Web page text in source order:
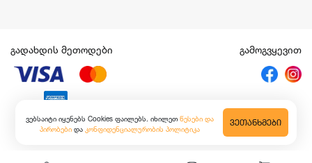
ვებსაიტი იყენებს Cookies ფაილებს. იხილეთ წესები და
პირობები და კონფიდენციალურობის პოლიტიკა
ᲕᲔᲗᲐᲜᲮᲛᲔᲑᲘ
გადახდის მეთოდები გამოგვყევით